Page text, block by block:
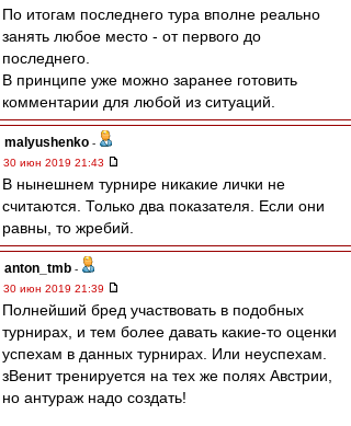
По итогам последнего тура вполне реально
занять любое место - от первого до
последнего.
В принципе уже можно заранее готовить
комментарии для любой из ситуаций.
malyushenko -
30 июн 2019 21:43
В нынешнем турнире никакие лички не
считаются. Только два показателя. Если они
равны, то жребий.
anton_tmb -
30 июн 2019 21:39
Полнейший бред участвовать в подобных
турнирах, и тем более давать какие-то оценки
успехам в данных турнирах. Или неуспехам.
зВенит тренируется на тех же полях Австрии,
но антураж надо создать!